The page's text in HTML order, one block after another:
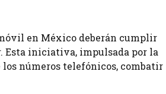
en México deberán cumplir
iniciativa, impulsada por la
los números telefónicos, combatir